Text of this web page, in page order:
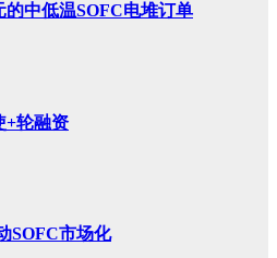
的中低温SOFC电堆订单
+轮融资
SOFC市场化